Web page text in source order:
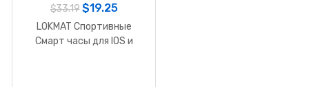
$33.19 $19.25
LOKMAT Спортивные
Смарт часы для IOS и